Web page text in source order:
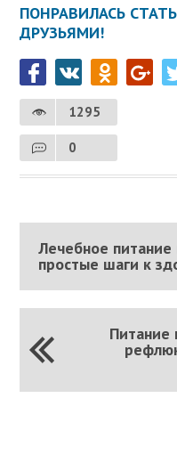
ПОНРАВИЛАСЬ
ДРУЗЬЯМИ!
1295
0
Лечебное
простые шаги к
Питание